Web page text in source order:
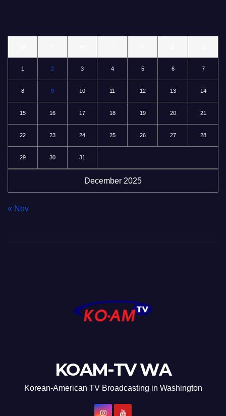
December 2025
1 2 3 4 5 6 7
8 9 10 11 12 13 14
15 16 17 18 19 20 21
22 23 24 25 26 27 28
29 30 31
« Nov
KOAM-TV WA
Korean-American TV Broadcasting in Washington